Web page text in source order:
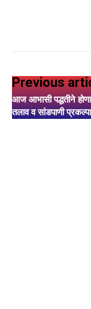
Previous
आज आभासी पद्धतीने
तलाव व सांडपाणी